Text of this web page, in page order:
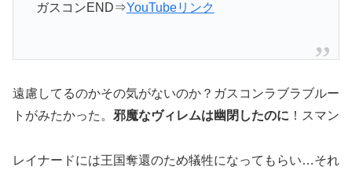
ガスコンEND⇒YouTubeリンク
遠慮してるのかその気がないのか？ガスコンラブラブルー
トがみたかった。 邪魔なヴィレムは幽閉したのに ！スマン
レイナードには王国奪還のため犠牲になってもらい…それ